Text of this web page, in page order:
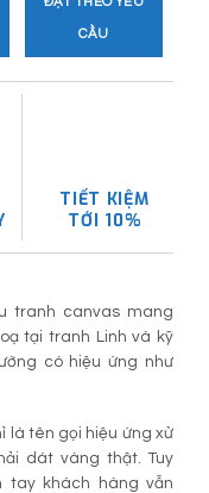
CẦU
TIẾT KIỆM
TỚI 10%
tranh canvas mang
tại tranh Linh và kỹ
có hiệu ứng như
là tên gọi hiệu ứng xử
dát vàng thật. Tuy
tay khách hàng vẫn